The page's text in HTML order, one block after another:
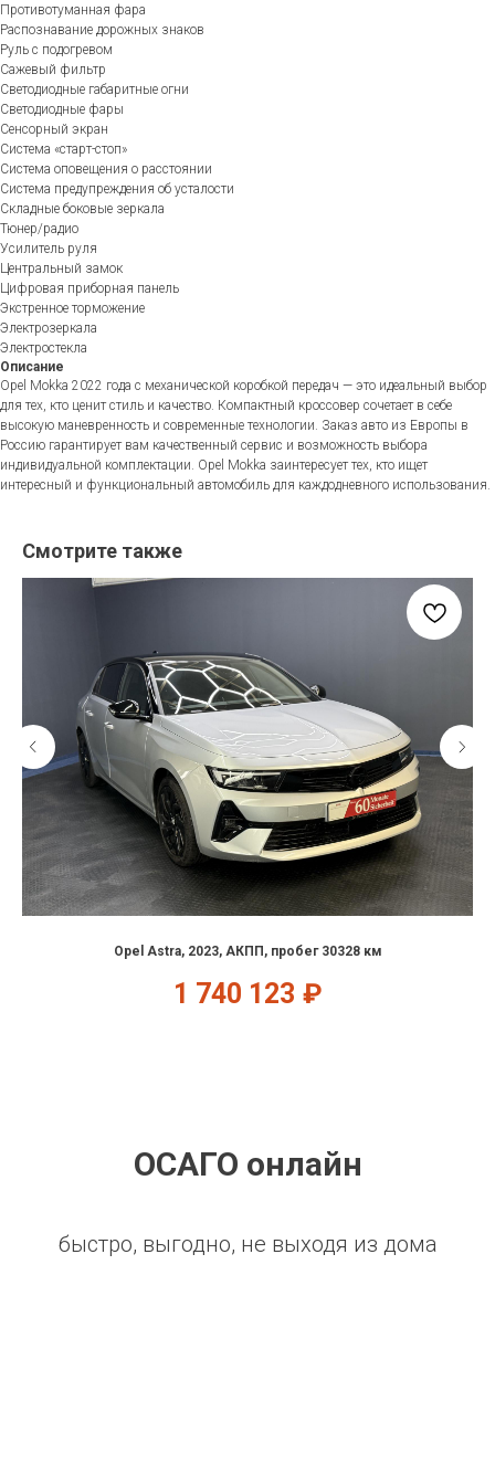
Противотуманная фара
Распознавание дорожных знаков
Руль с подогревом
Сажевый фильтр
Светодиодные габаритные огни
Светодиодные фары
Сенсорный экран
Система «старт-стоп»
Система оповещения о расстоянии
Система предупреждения об усталости
Складные боковые зеркала
Тюнер/радио
Усилитель руля
Центральный замок
Цифровая приборная панель
Экстренное торможение
Электрозеркала
Электростекла
Описание
Opel Mokka 2022 года с механической коробкой передач — это идеальный выбор
для тех, кто ценит стиль и качество. Компактный кроссовер сочетает в себе
высокую маневренность и современные технологии. Заказ авто из Европы в
Россию гарантирует вам качественный сервис и возможность выбора
индивидуальной комплектации. Opel Mokka заинтересует тех, кто ищет
интересный и функциональный автомобиль для каждодневного использования.
Смотрите также
Opel Astra, 2023, АКПП, пробег 30328 км
1 740 123 ₽
ОСАГО онлайн
быстро, выгодно, не выходя из дома